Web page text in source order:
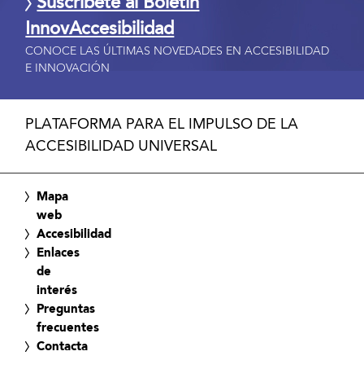
Suscríbete al Boletín
InnovAccesibilidad
CONOCE LAS ÚLTIMAS NOVEDADES EN ACCESIBILIDAD
E INNOVACIÓN
PLATAFORMA PARA EL IMPULSO DE LA
ACCESIBILIDAD UNIVERSAL
Mapa
web
Accesibilidad
Enlaces
de
interés
Preguntas
frecuentes
Contacta